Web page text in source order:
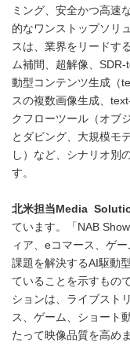
ミング、安全かつ高速
的なワンストップソリ
スは、業界をリードす
ム補間、超解像、
動型コンテンツ生成（
スの複数画像生成、
クフローツール（オブ
とダビング、大規模モ
し）など、シナリオ別
す。
北米担当Media
ています。「NAB
ィア、eコマース、ゲ
課題を解決するAI駆動
ていることを示すもの
ションは、ライブスト
ス、ゲーム、ショート
たって映像品質を高め